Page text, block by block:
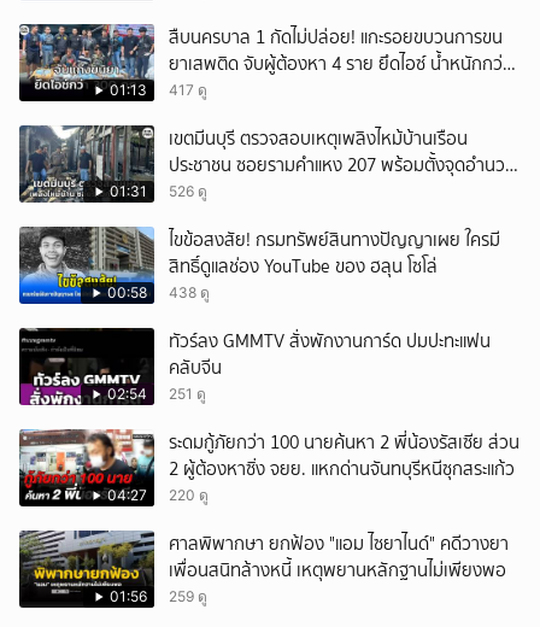
01:13
สืบนครบาล 1 กัดไม่ปล่อย! แกะรอยขบวนการขน
ยาเสพติด จับผู้ต้องหา 4 ราย ยึดไอซ์ น้ำหนักกว่า
300 กก. ก่อนเข้ากลางกรุง
417 ดู
01:31
เขตมีนบุรี ตรวจสอบเหตุเพลิงไหม้บ้านเรือน
ประชาชน ซอยรามคำแหง 207 พร้อมตั้งจุดอำนวย
การช่วยเหลือ
526 ดู
00:58
ไขข้อสงสัย! กรมทรัพย์สินทางปัญญาเผย ใครมี
สิทธิ์ดูแลช่อง YouTube ของ ฮลุน โซโล่
438 ดู
02:54
ทัวร์ลง GMMTV สั่งพักงานการ์ด ปมปะทะแฟน
คลับจีน
251 ดู
04:27
ระดมกู้ภัยกว่า 100 นายค้นหา 2 พี่น้องรัสเซีย ส่วน
2 ผู้ต้องหาซิ่ง จยย. แหกด่านจันทบุรีหนีซุกสระแก้ว
220 ดู
01:56
ศาลพิพากษา ยกฟ้อง "แอม ไซยาไนด์" คดีวางยา
เพื่อนสนิทล้างหนี้ เหตุพยานหลักฐานไม่เพียงพอ
259 ดู